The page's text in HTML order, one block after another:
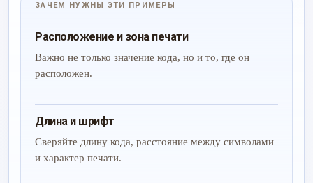
ЗАЧЕМ НУЖНЫ ЭТИ ПРИМЕРЫ
Расположение и зона печати
Важно не только значение кода, но и то, где он
расположен.
Длина и шрифт
Сверяйте длину кода, расстояние между символами
и характер печати.